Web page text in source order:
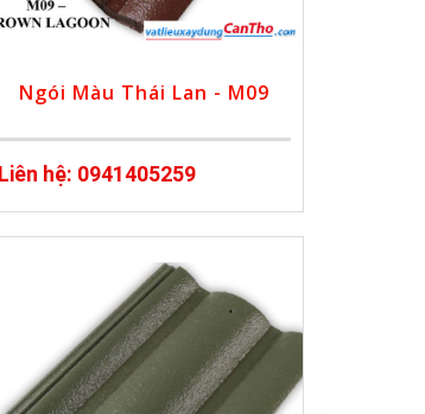
Ngói Màu Thái Lan - M09
Liên hệ: 0941405259